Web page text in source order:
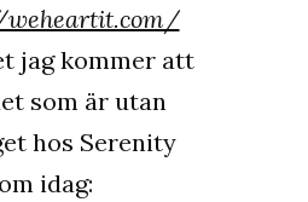
jag kommer att
som är utan
hos Serenity
idag: